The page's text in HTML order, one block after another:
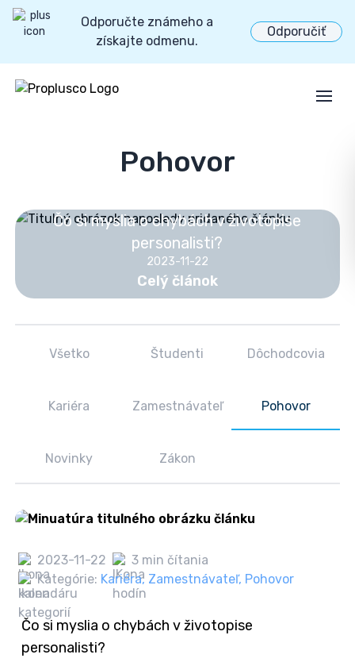
Odporučte známeho a
získajte odmenu.
Odporučiť
Pohovor
Čo si myslia o chybách v životopise
personalisti?
2023-11-22
Celý článok
Všetko Študenti Dôchodcovia
Kariéra Zamestnávateľ Pohovor
Novinky Zákon
2023-11-22
3 min čítania
Kategórie: Kariéra, Zamestnávateľ, Pohovor
Čo si myslia o chybách v životopise
personalisti?